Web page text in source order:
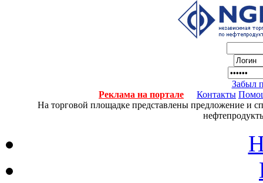
Забыл
Реклама на портале
Контакты
На торговой площадке представлены предложение и